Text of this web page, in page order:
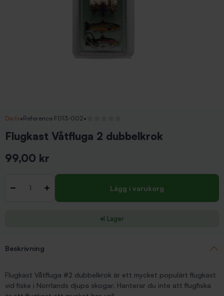
Darts•Reference F013-002•
Flugkast Våtfluga 2 dubbelkrok
99,00 kr
- + Lägg i varukorg
I Lager
Beskrivning
Flugkast Våtfluga #2 dubbelkrok är ett mycket populärt flugkast
vid fiske i Norrlands djupa skogar. Hanterar du inte att flugfiska